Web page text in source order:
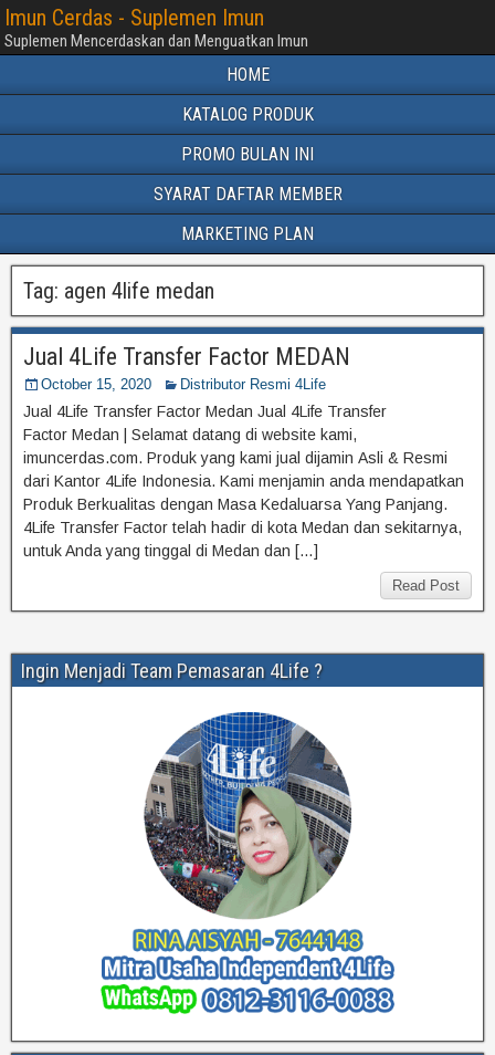
Imun Cerdas - Suplemen Imun
Suplemen Mencerdaskan dan Menguatkan Imun
HOME
KATALOG PRODUK
PROMO BULAN INI
SYARAT DAFTAR MEMBER
MARKETING PLAN
Tag: agen 4life medan
Jual 4Life Transfer Factor MEDAN
October 15, 2020 Distributor Resmi 4Life
Jual 4Life Transfer Factor Medan Jual 4Life Transfer
Factor Medan | Selamat datang di website kami,
imuncerdas.com. Produk yang kami jual dijamin Asli & Resmi
dari Kantor 4Life Indonesia. Kami menjamin anda mendapatkan
Produk Berkualitas dengan Masa Kedaluarsa Yang Panjang.
4Life Transfer Factor telah hadir di kota Medan dan sekitarnya,
untuk Anda yang tinggal di Medan dan […]
Read Post
Ingin Menjadi Team Pemasaran 4Life ?